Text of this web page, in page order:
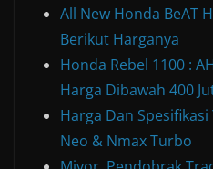
All New Honda BeAT
Berikut Harganya
Honda Rebel 1100 :
Harga Dibawah 400
Harga Dan
Neo & Nmax Turbo